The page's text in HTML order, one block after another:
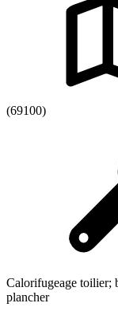
(69100)
Calorifugeage toilier;
plancher